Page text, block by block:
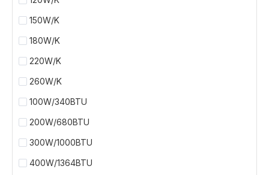
150W/K
180W/K
220W/K
260W/K
100W/340BTU
200W/680BTU
300W/1000BTU
400W/1364BTU